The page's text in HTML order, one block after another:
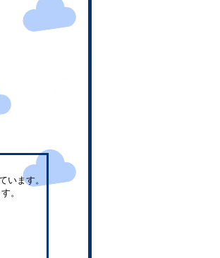
います。
。